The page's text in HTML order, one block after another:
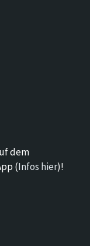
dem
(Infos hier)!